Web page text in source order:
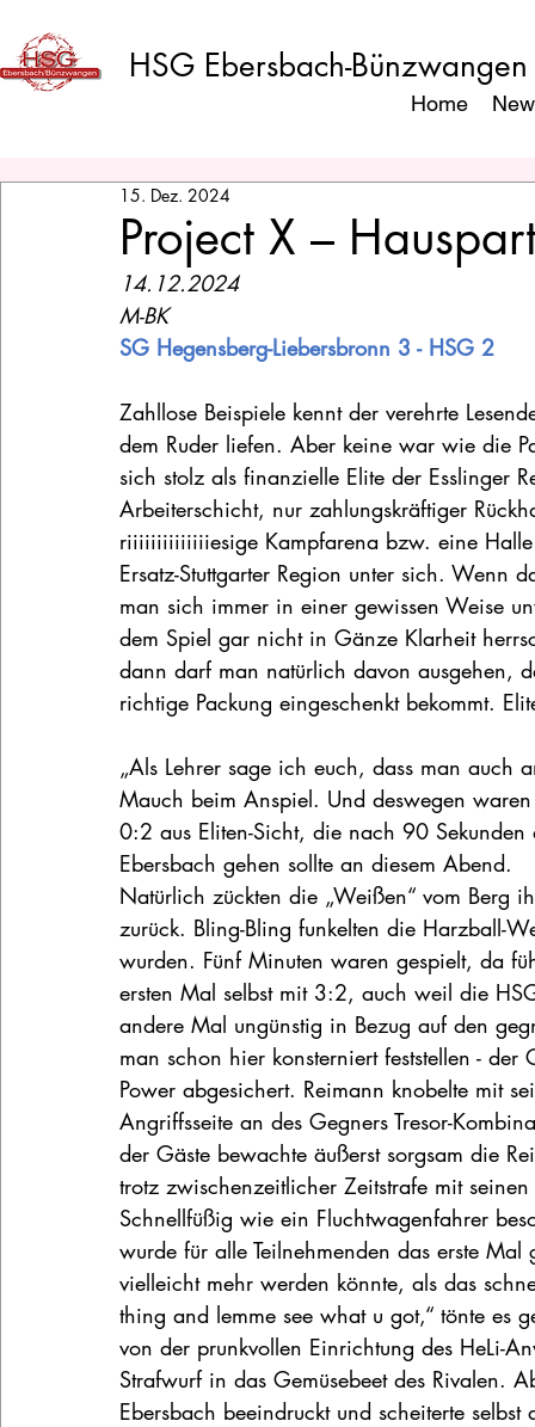
HSG Ebersbach-Bünzwangen
Home
Project X –
15. Dez. 2024
14.12.2024
M-BK
SG Hegensberg-Liebersbronn 3 - HSG 2
Zahllose Beispiele kennt der verehrte
dem Ruder liefen. Aber keine war wie die
sich stolz als finanzielle Elite der
Arbeiterschicht, nur zahlungskräftiger
riiiiiiiiiiiiiiesige Kampfarena bzw. eine
Ersatz-Stuttgarter Region unter sich. Wenn
man sich immer in einer gewissen Weise
dem Spiel gar nicht in Gänze Klarheit
dann darf man natürlich davon ausgehen,
richtige Packung eingeschenkt bekommt.
„Als Lehrer sage ich euch, dass man auch
Mauch beim Anspiel. Und deswegen
0:2 aus Eliten-Sicht, die nach 90
Ebersbach gehen sollte an diesem Abend.
Natürlich zückten die „Weißen“ vom Berg
zurück. Bling-Bling funkelten die Harzball-
wurden. Fünf Minuten waren gespielt, da
ersten Mal selbst mit 3:2, auch weil die
andere Mal ungünstig in Bezug auf den
man schon hier konsterniert feststellen -
Power abgesichert. Reimann knobelte mit
Angriffsseite an des Gegners Tresor-
der Gäste bewachte äußerst sorgsam die
trotz zwischenzeitlicher Zeitstrafe mit
Schnellfüßig wie ein Fluchtwagenfahrer
wurde für alle Teilnehmenden das erste
vielleicht mehr werden könnte, als das
thing and lemme see what u got,“ tönte es
von der prunkvollen Einrichtung des HeLi-
Strafwurf in das Gemüsebeet des Rivalen.
Ebersbach beeindruckt und scheiterte